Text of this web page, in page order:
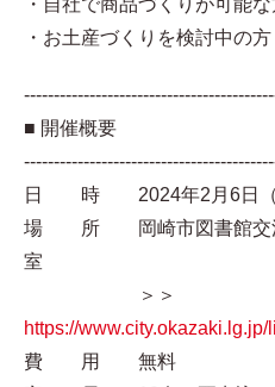
・お土産づくりを検討中の方
■ 開催概要
日 時 2024年2月6日（
場 所 岡崎市図書館交流
室
＞＞
https://
費 用 無料